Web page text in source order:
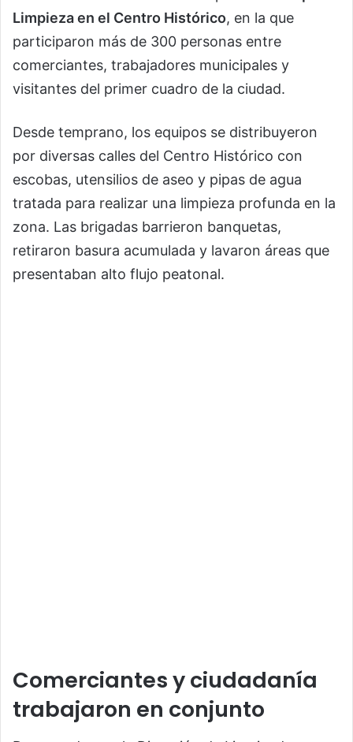
Limpieza en el Centro Histórico, en la que
participaron más de 300 personas entre
comerciantes, trabajadores municipales y
visitantes del primer cuadro de la ciudad.
Desde temprano, los equipos se distribuyeron
por diversas calles del Centro Histórico con
escobas, utensilios de aseo y pipas de agua
tratada para realizar una limpieza profunda en la
zona. Las brigadas barrieron banquetas,
retiraron basura acumulada y lavaron áreas que
presentaban alto flujo peatonal.
Comerciantes y ciudadanía
trabajaron en conjunto